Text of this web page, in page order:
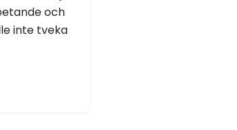
och
inte tveka